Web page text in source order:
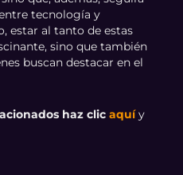
tecnología y
estar al tanto de estas
sino que también
buscan destacar en el
haz clicaquíy